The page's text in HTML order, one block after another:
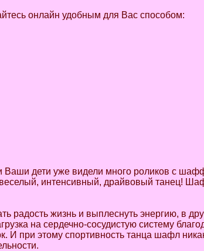
онлайн удобным для Вас способом:
дети уже видели много роликов с
интенсивный, драйвовый танец!
радость жизнь и выплеснуть энергию, в
на сердечно-сосудистую систему
И при этому спортивность танца шафл